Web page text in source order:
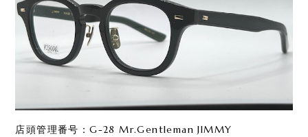
店頭管理番号：G-28 Mr.Gentleman JIMMY